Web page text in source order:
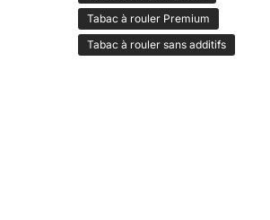
Tabac à rouler Premium
Tabac à rouler sans additifs